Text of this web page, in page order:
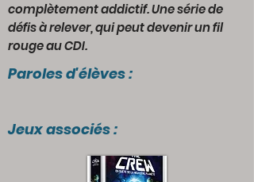
complètement addictif. Une série de
défis à relever, qui peut devenir un fil
rouge au CDI.
Paroles d'élèves :
Jeux associés :